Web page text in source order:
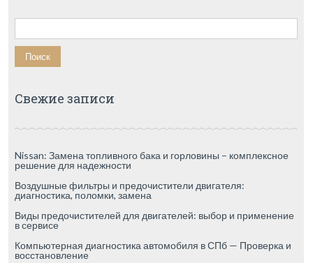
Найти:
Свежие записи
Nissan: Замена топливного бака и горловины – комплексное
решение для надежности
Воздушные фильтры и предочистители двигателя:
диагностика, поломки, замена
Виды предочистителей для двигателей: выбор и применение
в сервисе
Компьютерная диагностика автомобиля в СПб — Проверка и
восстановление